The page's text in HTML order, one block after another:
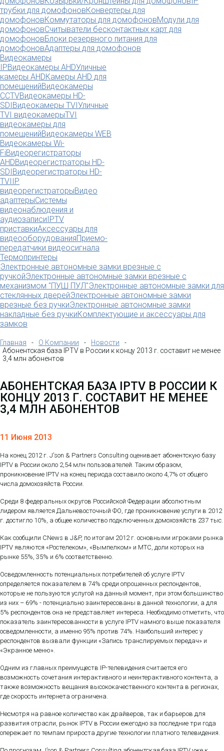
трубки для домофоновКонвертеры для
домофоновКоммутаторы для домофоновМодули для
домофоновСчитыватели бесконтактных карт для
домофоновБлоки резервного питания для
домофоновАдаптеры для домофонов
Видеокамеры
IPВидеокамеры AHDУличные
камеры AHDКамеры AHD для
помещенийВидеокамеры
CCTVВидеокамеры HD-
SDIВидеокамеры TVIУличные
TVI видеокамерыTVI
видеокамеры для
помещенийВидеокамеры WEB
Видеокамеры Wi-
FiВидеорегистраторы
AHDВидеорегистраторы HD-
SDIВидеорегистраторы HD-
TVI IP
видеорегистраторыВидео
адаптерыСистемы
видеонаблюдения и
аудиозаписиIPTV
приставкиАксессуары для
видеооборудованияПриемо-
передатчики видеосигнала
Термопринтеры
Электронные автономные замки врезные с
ручкойЭлектронные автономные замки врезные с
механизмом "ПУШ ПУЛ"Электронные автономные замки для
стеклянных дверейЭлектронные автономные замки
врезные без ручкиЭлектронные автономные замки
накладные без ручкиКомплектующие и аксессуары для
замков
Главная - О Компании - Новости
-
Абонентская база IPTV в России к концу 2013 г. составит не менее
3,4 млн абонентов
АБОНЕНТСКАЯ БАЗА IPTV В РОССИИ К
КОНЦУ 2013 Г. СОСТАВИТ НЕ МЕНЕЕ
3,4 МЛН АБОНЕНТОВ
11 Июня 2013
На конец 2012 г. J'son & Partners Consulting оценивает абонентскую базу
IPTV в России около 2,54 млн пользователей. Таким образом,
проникновение IPTV на конец периода составило около 4,7% от общего
числа домохозяйств России.
Среди 8 федеральных округов Российской Федерации абсолютным
лидером является Дальневосточный ФО, где проникновение услуги в 2012
г. достигло 10%, а общее количество подключенных домохозяйств 237 тыс.
Как сообщили CNews в J&P, по итогам 2012 г. основными игроками рынка
IPTV являются «Ростелеком», «Вымпелком» и МТС, доли которых на
рынке 55%, 35% и 6% соответственно.
Осведомленность потенциальных потребителей об услуге IPTV
определяется показателем в 74% среди опрошенных респондентов,
которые не пользуются услугой на данный момент, при этом большинство
из них – 69% - потенциально заинтересованы в данной технологии, а для
5% респондентов она не представляет интереса. Необходимо отметить, что
показатель заинтересованности в услуге IPTV намного выше показателя
осведомленности, а именно 95% против 74%. Наибольший интерес у
респондентов вызвали функции «Запись транслируемых передач» и
«Экранное меню».
Одним из главных преимуществ IP-телевидения считается его
возможность сочетания интерактивного и неинтерактивного контента, а
также возможность вещания высококачественного контента в регионах,
где скорость интернета ограничена.
Несмотря на равное количество как драйверов, так и барьеров для
развития отрасли, рынок IPTV в России ежегодно за последние три года
опережает по темпам прироста другие технологии платного телевидения.